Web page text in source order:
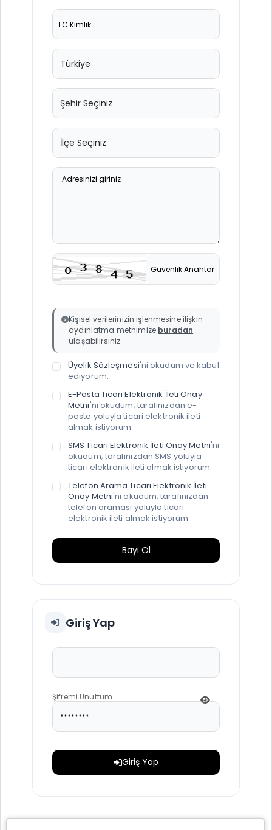
Kişisel verilerinizin işlenmesine ilişkin
aydınlatma metnimize buradan
ulaşabilirsiniz.
Üyelik Sözleşmesi'ni okudum ve kabul
ediyorum.
E-Posta Ticari Elektronik İleti Onay
Metni'ni okudum; tarafınızdan e-
posta yoluyla ticari elektronik ileti
almak istiyorum.
SMS Ticari Elektronik İleti Onay Metni'ni
okudum; tarafınızdan SMS yoluyla
ticari elektronik ileti almak istiyorum.
Telefon Arama Ticari Elektronik İleti
Onay Metni'ni okudum; tarafınızdan
telefon araması yoluyla ticari
elektronik ileti almak istiyorum.
Bayi Ol
Giriş Yap
Şifremi Unuttum
Giriş Yap